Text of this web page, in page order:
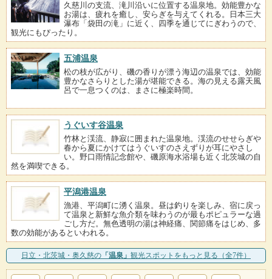
久慈川の支流、滝川沿いに位置する温泉地。効能豊かな
お湯は、疲れを癒し、安らぎを与えてくれる。日本三大
瀑布「袋田の滝」に近く、四季を通じてにぎわうので、
観光にもぴったり。
五浦温泉
松の枝が広がり、磯の香りが漂う海辺の温泉では、効能
豊かなさらりとした湯が堪能できる。海の見える露天風
呂で一息つくのは、まさに極楽時間。
うぐいす谷温泉
竹林と渓流、静寂に囲まれた温泉地。渓流のせせらぎや
春から夏にかけてはうぐいすのさえずりが耳にやさし
い。野口雨情記念館や、磯原海水浴場も近く北茨城の自
然を満喫できる。
平潟港温泉
漁港、平潟町に湧く温泉。昼は釣りを楽しみ、宿に戻っ
て温泉と新鮮な魚介類を味わうのが最もポピュラーな過
ごし方だ。無色透明の湯は神経痛、関節痛をはじめ、多
数の効能があるといわれる。
日立・北茨城・奥久慈の 「温泉」 観光スポットをもっと見る（全7件）